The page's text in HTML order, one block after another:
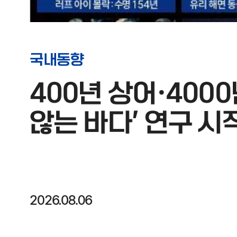
국내동향
400년 상어·4000
않는 바다' 연구 시
2026.08.06